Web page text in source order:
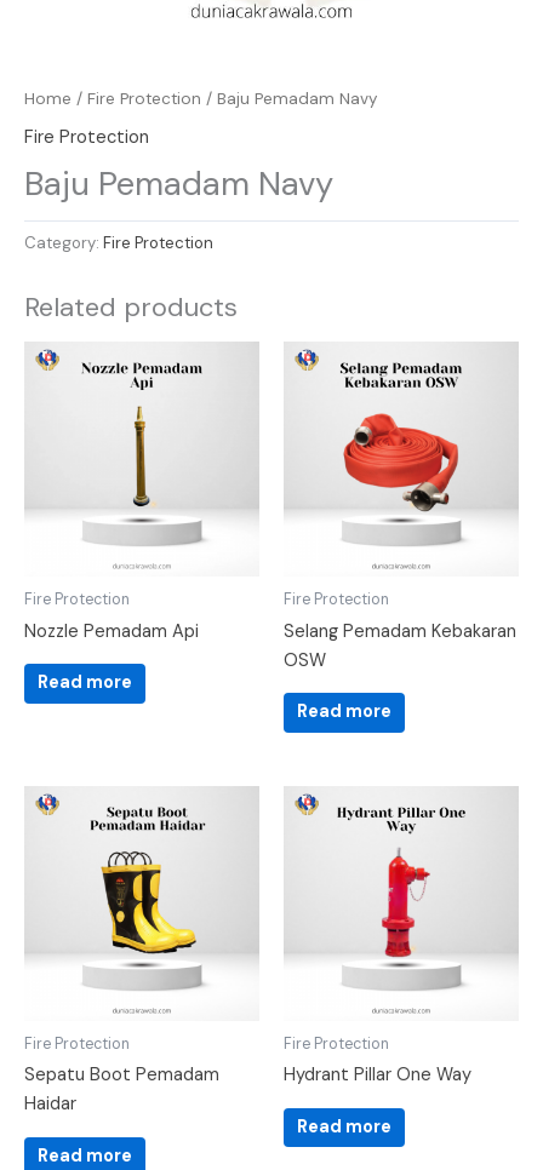
Home / Fire Protection / Baju Pemadam Navy
Fire Protection
Baju Pemadam Navy
Category: Fire Protection
Related products
Fire Protection
Nozzle Pemadam Api
Read more
Fire Protection
Selang Pemadam Kebakaran
OSW
Read more
Fire Protection
Sepatu Boot Pemadam
Haidar
Read more
Fire Protection
Hydrant Pillar One Way
Read more